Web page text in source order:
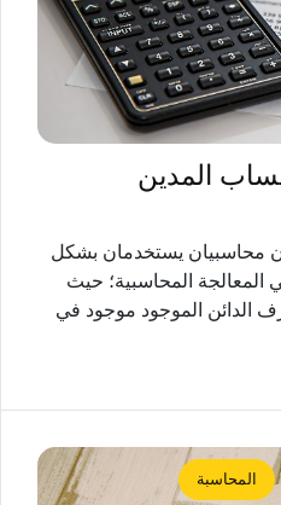
المدين
محاسبيان يستخدمان بشكل
المعالجة المحاسبية؛ حيث
الدائن الموجود موجود في
المحاسبة